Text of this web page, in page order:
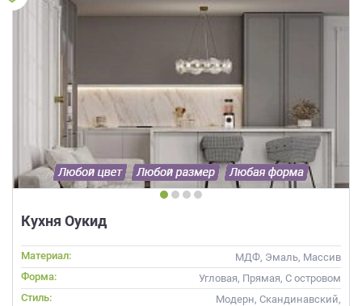
Кухня Оукид
Материал:
МДФ, Эмаль, Массив
Форма:
Угловая, Прямая, С островом
Стиль:
Модерн, Скандинавский,